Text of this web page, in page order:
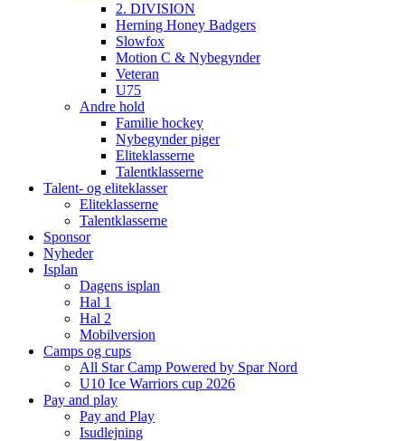
2. DIVISION
Herning Honey Badgers
Slowfox
Motion C & Nybegynder
Veteran
U75
Andre hold
Familie hockey
Nybegynder piger
Eliteklasserne
Talentklasserne
Talent- og eliteklasser
Eliteklasserne
Talentklasserne
Sponsor
Nyheder
Isplan
Dagens isplan
Hal 1
Hal 2
Mobilversion
Camps og cups
All Star Camp Powered by Spar Nord
U10 Ice Warriors cup 2026
Pay and play
Pay and Play
Isudlejning